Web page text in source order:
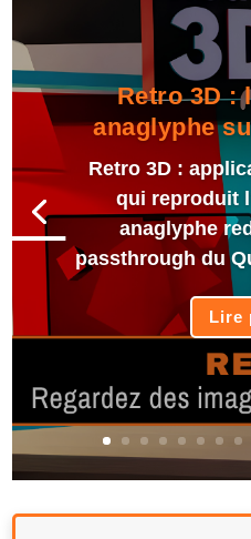
Retro 3D :
anaglyphe
Retro 3D :
qui reproduit
anaglyphe
passthrough du
Lire